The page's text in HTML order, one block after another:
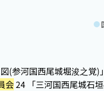
(参河国西尾城堀浚之覚)」
会24 「三河国西尾城石